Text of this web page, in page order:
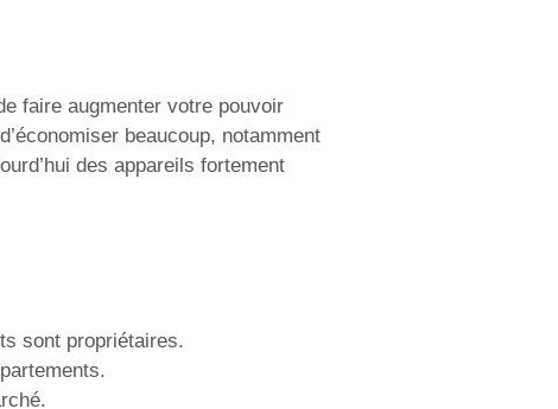
faire augmenter votre pouvoir
beaucoup, notamment
des appareils fortement
sont propriétaires.